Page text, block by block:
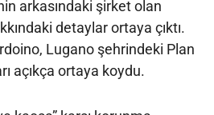
arkasındaki şirket olan
detaylar ortaya çıktı.
Lugano şehrindeki Plan
açıkça ortaya koydu.